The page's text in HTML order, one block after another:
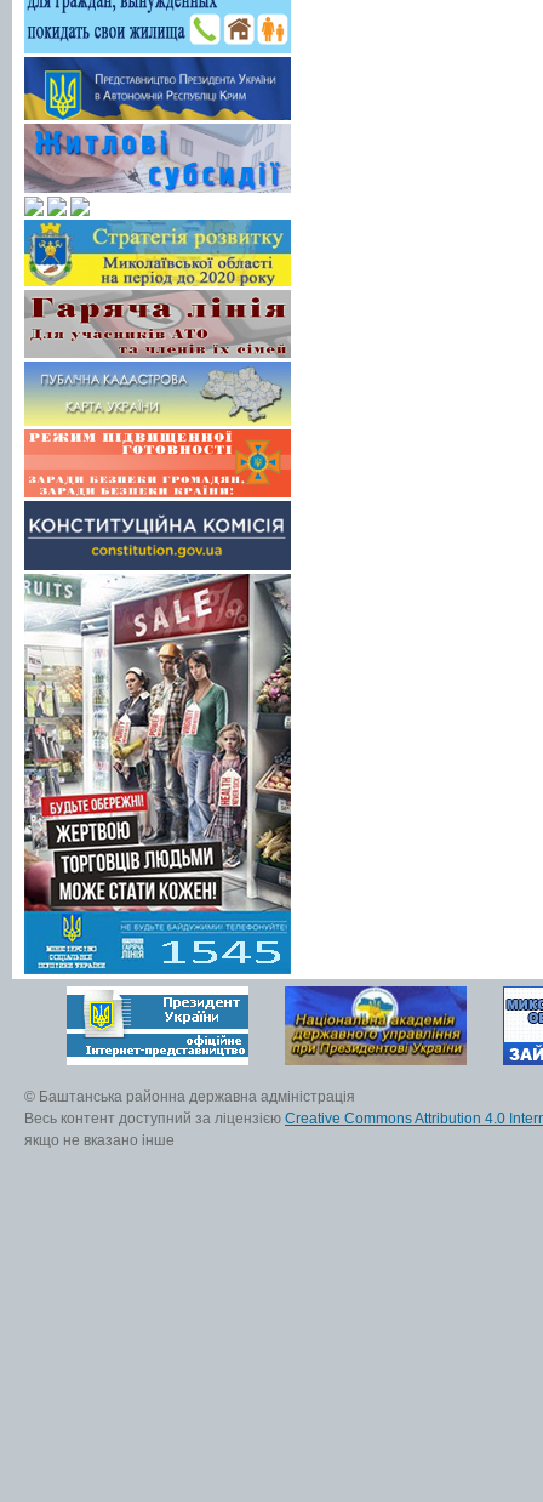
© Баштанська районна державна адміністрація
Весь контент доступний за ліцензією Creative Commons Attribution 4.0
якщо не вказано інше